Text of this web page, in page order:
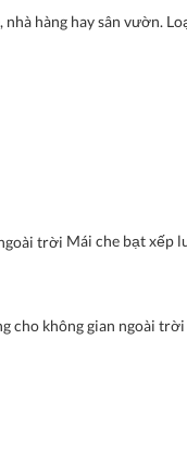
hàng hay sân vườn.
Mái che bạt xếp
không gian ngoài